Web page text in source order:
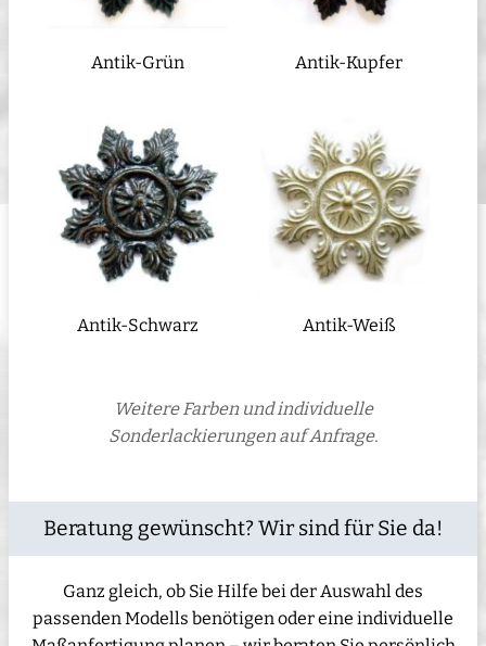
Antik-Grün Antik-Kupfer
Antik-Schwarz Antik-Weiß
Weitere Farben und individuelle
Sonderlackierungen auf Anfrage.
Beratung gewünscht? Wir sind für Sie da!
Ganz gleich, ob Sie Hilfe bei der Auswahl des
passenden Modells benötigen oder eine individuelle